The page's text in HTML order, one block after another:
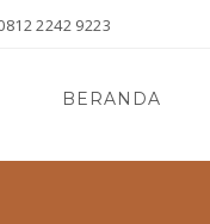
2242 9223
BERANDA